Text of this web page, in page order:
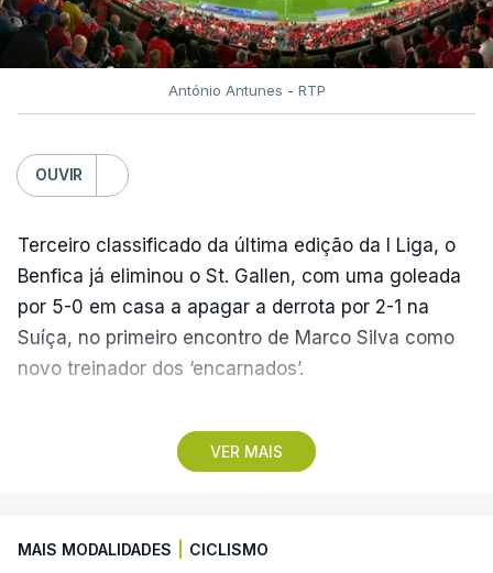
António Antunes - RTP
OUVIR
VER MAIS
Terceiro classificado da última edição da I Liga, o
Benfica já eliminou o St. Gallen, com uma goleada
por 5-0 em casa a apagar a derrota por 2-1 na
Suíça, no primeiro encontro de Marco Silva como
novo treinador dos ‘encarnados’.
Pela frente, as ‘águias’ vão ter agora o vice-
campeão escocês, que tem o português Cláudio
de serem eliminados pelos austríacos do Sturm
MAIS MODALIDADES CICLISMO